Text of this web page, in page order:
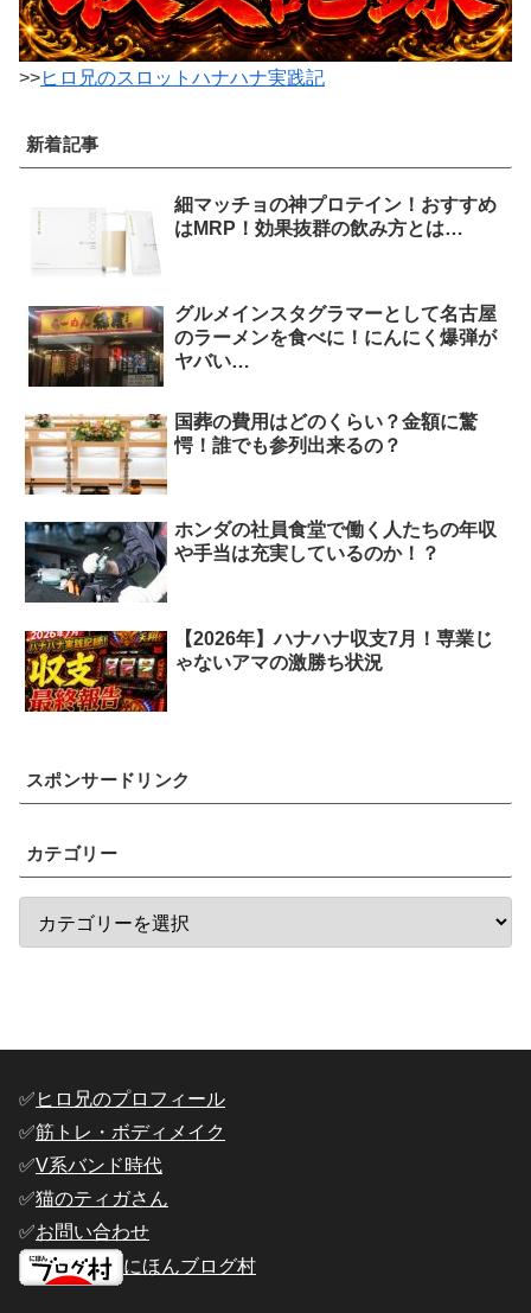
>>ヒロ兄のスロットハナハナ実践記
新着記事
細マッチョの神プロテイン！おすすめ
はMRP！効果抜群の飲み方とは…
グルメインスタグラマーとして名古屋
のラーメンを食べに！にんにく爆弾が
ヤバい…
国葬の費用はどのくらい？金額に驚
愕！誰でも参列出来るの？
ホンダの社員食堂で働く人たちの年収
や手当は充実しているのか！？
【2026年】ハナハナ収支7月！専業じ
ゃないアマの激勝ち状況
スポンサードリンク
カテゴリー
✅️ ヒロ兄のプロフィール
✅️筋トレ・ボディメイク
✅️V系バンド時代
✅️猫のティガさん
✅️お問い合わせ
にほんブログ村